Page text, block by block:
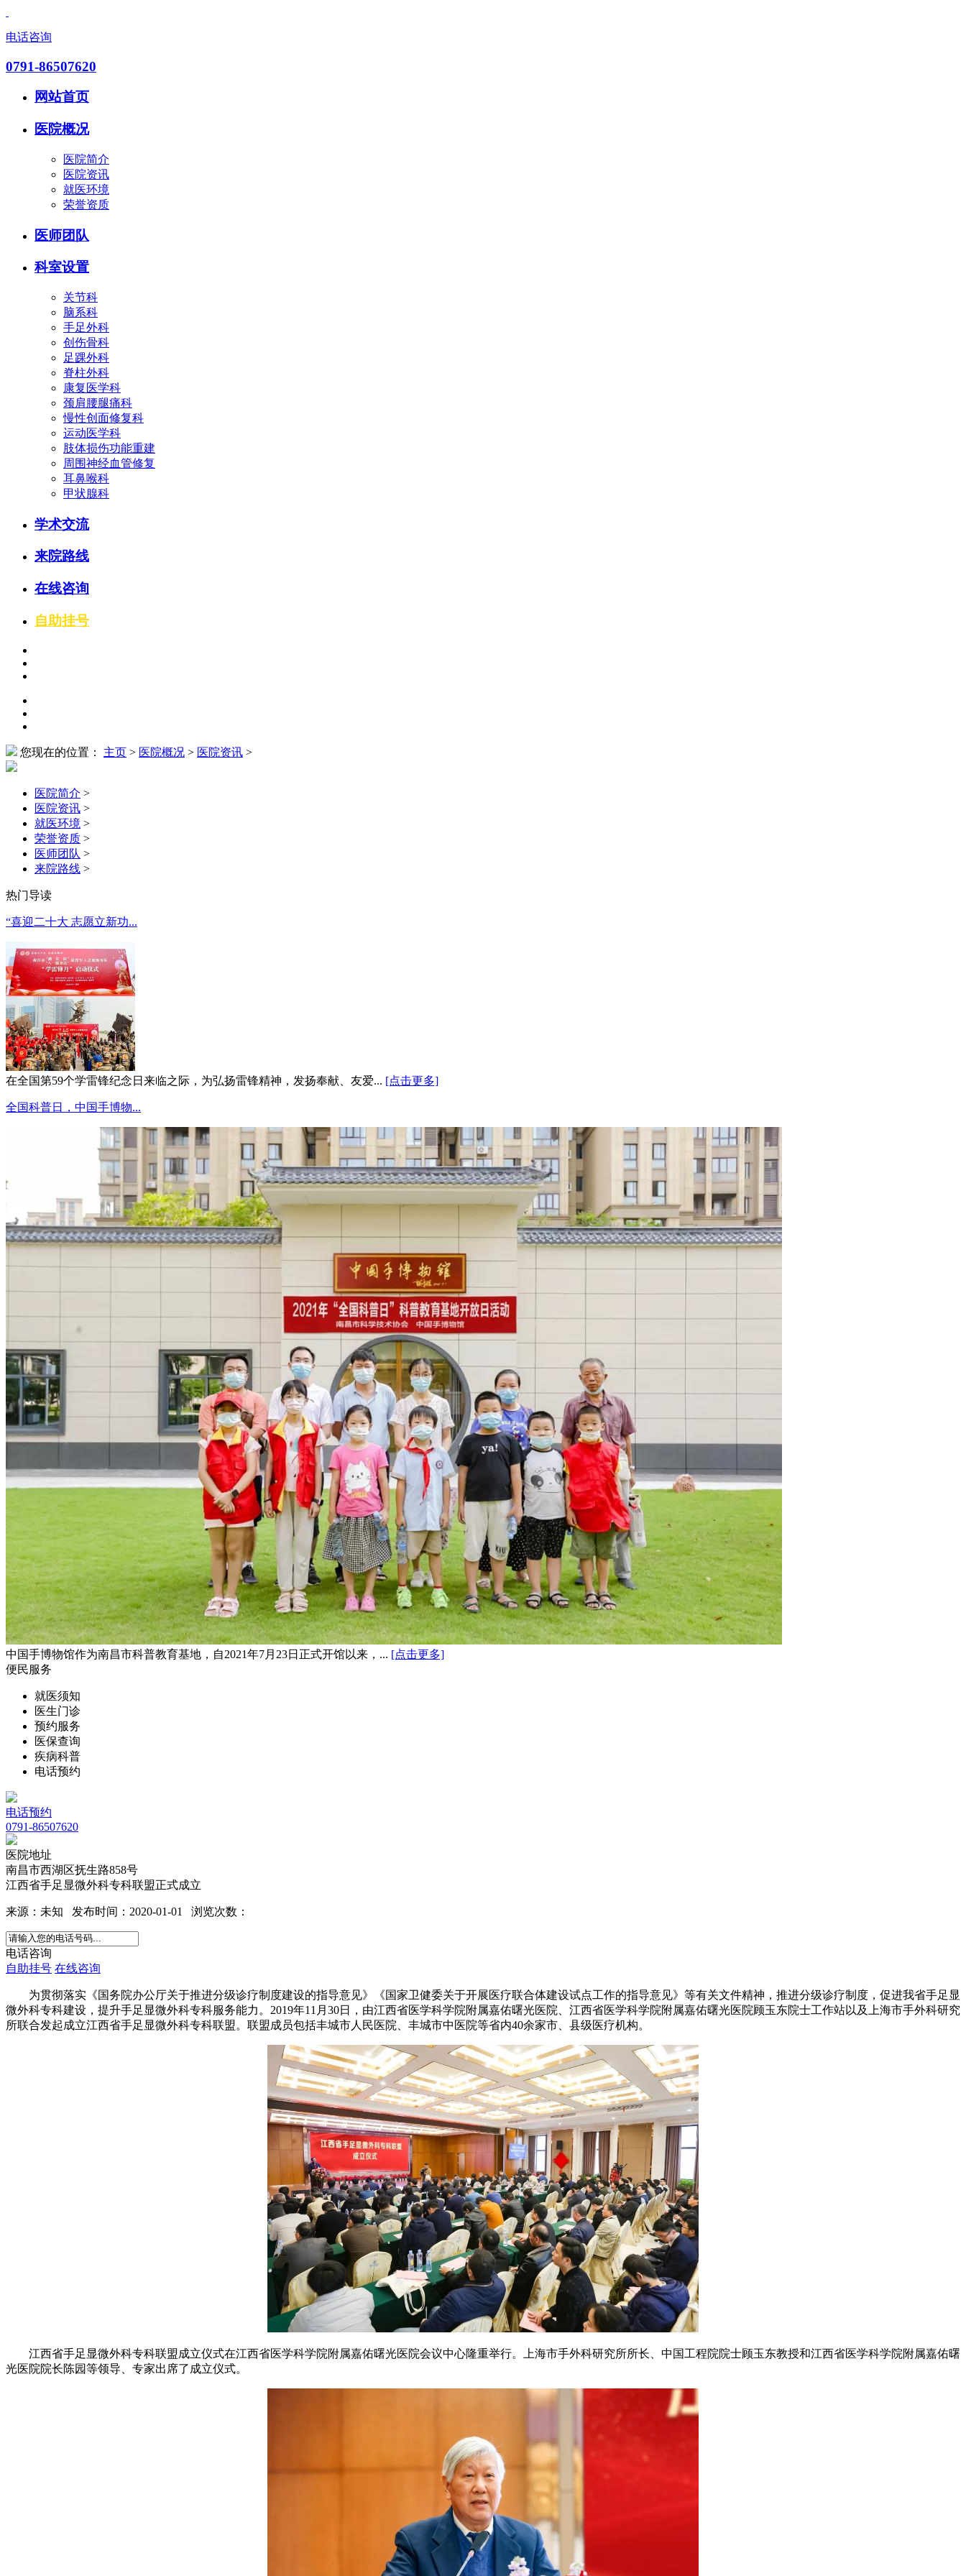
电话咨询
0791-86507620
网站首页
医院概况
医院简介
医院资讯
就医环境
荣誉资质
医师团队
科室设置
关节科
脑系科
手足外科
创伤骨科
足踝外科
脊柱外科
康复医学科
颈肩腰腿痛科
慢性创面修复科
运动医学科
肢体损伤功能重建
周围神经血管修复
耳鼻喉科
甲状腺科
学术交流
来院路线
在线咨询
自助挂号
您现在的位置： 主页 > 医院概况 > 医院资讯 >
医院简介 >
医院资讯 >
就医环境 >
荣誉资质 >
医师团队 >
来院路线 >
热门导读
“喜迎二十大 志愿立新功...
在全国第59个学雷锋纪念日来临之际，为弘扬雷锋精神，发扬奉献、友爱... [点击更多]
全国科普日，中国手博物...
中国手博物馆作为南昌市科普教育基地，自2021年7月23日正式开馆以来，... [点击更多]
便民服务
就医须知
医生门诊
预约服务
医保查询
疾病科普
电话预约
电话预约
0791-86507620
医院地址
南昌市西湖区抚生路858号
江西省手足显微外科专科联盟正式成立
来源：未知 发布时间：2020-01-01 浏览次数：
电话咨询
自助挂号 在线咨询
为贯彻落实《国务院办公厅关于推进分级诊疗制度建设的指导意见》《国家卫健委关于开展医疗联合体建设试点工作的指导意见》等有关文件精神，推进分级诊疗制度，促进我省手足显
微外科专科建设，提升手足显微外科专科服务能力。2019年11月30日，由江西省医学科学院附属嘉佑曙光医院、江西省医学科学院附属嘉佑曙光医院顾玉东院士工作站以及上海市手外科研究
所联合发起成立江西省手足显微外科专科联盟。联盟成员包括丰城市人民医院、丰城市中医院等省内40余家市、县级医疗机构。
江西省手足显微外科专科联盟成立仪式在江西省医学科学院附属嘉佑曙光医院会议中心隆重举行。上海市手外科研究所所长、中国工程院院士顾玉东教授和江西省医学科学院附属嘉佑曙
光医院院长陈园等领导、专家出席了成立仪式。